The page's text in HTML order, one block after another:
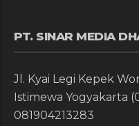
PT. SINAR MEDIA
Jl. Kyai Legi Kepek
Istimewa Yogyakarta
081904213283